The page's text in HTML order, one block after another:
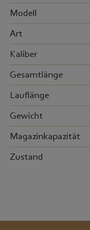
Modell
Art
Kaliber
Gesamtlänge
Lauflänge
Gewicht
Magazinkapazität
Zustand